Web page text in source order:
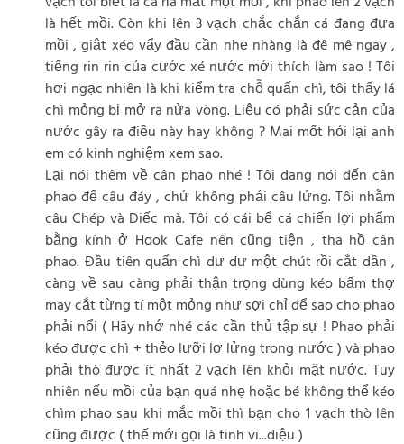
là hết mồi. Còn khi lên 3 vạch chắc chắn cá đang đưa
mồi , giật xéo vẩy đầu cần nhẹ nhàng là đê mê ngay ,
tiếng rin rin của cước xé nước mới thích làm sao ! Tôi
hơi ngạc nhiên là khi kiểm tra chỗ quấn chì, tôi thấy lá
chì mỏng bị mở ra nửa vòng. Liệu có phải sức cản của
nước gây ra điều này hay không ? Mai mốt hỏi lại anh
em có kinh nghiệm xem sao.
Lại nói thêm về cân phao nhé ! Tôi đang nói đến cân
phao để câu đáy , chứ không phải câu lửng. Tôi nhằm
câu Chép và Diếc mà. Tôi có cái bể cá chiến lợi phẩm
bằng kính ở Hook Cafe nên cũng tiện , tha hồ cân
phao. Đầu tiên quấn chì dư dư một chút rồi cắt dần ,
càng về sau càng phải thận trọng dùng kéo bấm thợ
may cắt từng tí một mỏng như sợi chỉ để sao cho phao
phải nổi ( Hãy nhớ nhé các cần thủ tập sự ! Phao phải
kéo được chì + thẻo lưỡi lơ lửng trong nước ) và phao
phải thò được ít nhất 2 vạch lên khỏi mặt nước. Tuy
nhiên nếu mồi của bạn quá nhẹ hoặc bé không thể kéo
chìm phao sau khi mắc mồi thì bạn cho 1 vạch thò lên
cũng được ( thế mới gọi là tinh vi...diệu )